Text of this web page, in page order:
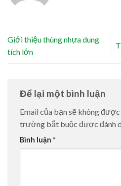
Giới thiệu thùng nhựa dung
tích lớn
Để lại một bình luận
Email của bạn sẽ không
trường bắt buộc được đánh
Bình luận *